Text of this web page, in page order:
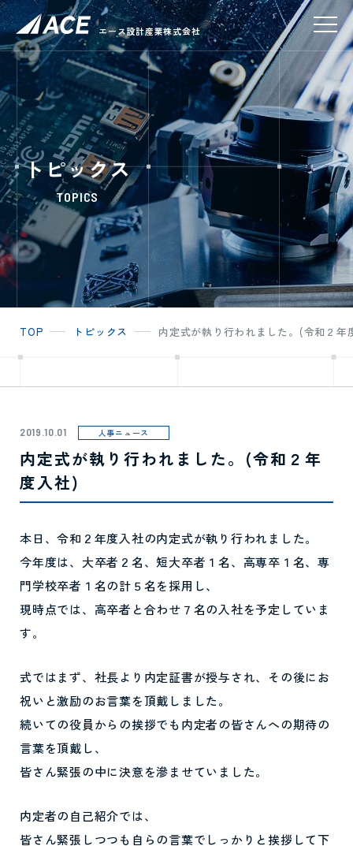
エース設計産業株式会社
トピックス
TOPICS
TOP トピックス 内定式が執り行われました。(令和２年
2019.10.01 人事ニュース
内定式が執り行われました。(令和２年
度入社)
本日、令和２年度入社の内定式が執り行われました。
今年度は、大卒者２名、短大卒者１名、高専卒１名、専
門学校卒者１名の計５名を採用し、
現時点では、高卒者と合わせ７名の入社を予定していま
す。
式ではまず、社長より内定証書が授与され、その後にお
祝いと激励のお言葉を頂戴しました。
続いての役員からの挨拶でも内定者の皆さんへの期待の
言葉を頂戴し、
皆さん緊張の中に決意を滲ませていました。
内定者の自己紹介では、
皆さん緊張しつつも自らの言葉でしっかりと挨拶して下